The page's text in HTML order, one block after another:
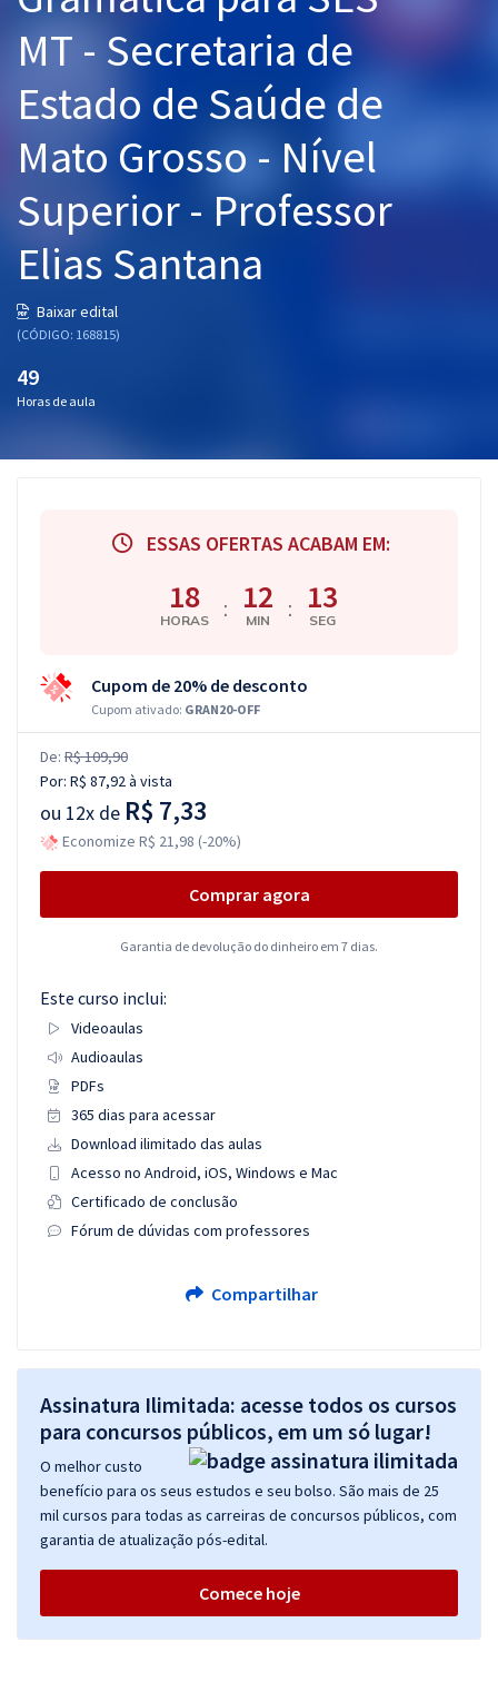
Graduação
Mentorias
Questões grátis
Conteúdo gratuito
Blog
MT - Secretaria de
Estado de Saúde de
Mato Grosso - Nível
Superior - Professor
Elias Santana
Baixar edital
(CÓDIGO: 168815)
49
Horas de aula
ESSAS OFERTAS ACABAM EM:
18
HORAS : 12
MIN : 12
SEG
Cupom de 20% de desconto
Cupom ativado: GRAN20-OFF
De: R$ 109,90
Por: R$ 87,92à vista
ou 12x de R$ 7,33
Economize R$ 21,98 (-20%)
Comprar agora
Garantia de devolução do dinheiro em 7 dias.
Este curso inclui:
Videoaulas
Audioaulas
PDFs
365 dias para acessar
Download ilimitado das aulas
Acesso no Android, iOS, Windows e Mac
Certificado de conclusão
Fórum de dúvidas com professores
Compartilhar
Assinatura Ilimitada: acesse todos os cursos
para concursos públicos, em um só lugar!
O melhor custo
benefício para os seus estudos e seu bolso. São mais de 25
mil cursos para todas as carreiras de concursos públicos, com
garantia de atualização pós-edital.
Comece hoje